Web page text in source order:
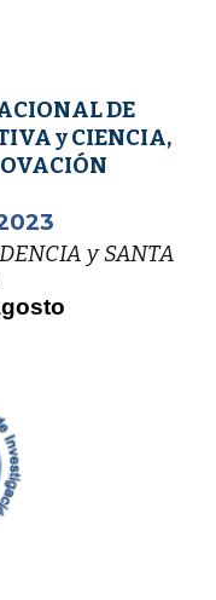
DE
y CIENCIA,
y SANTA